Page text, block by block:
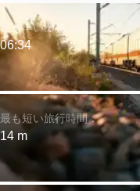
最も短い旅行時間：
14 m
最も早い出発：
06:34